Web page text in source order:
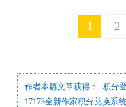
1 2
作者本篇文章获得： 积分
17173全新作家积分兑换系